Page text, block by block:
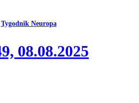
Tygodnik Neuropa
08.08.2025